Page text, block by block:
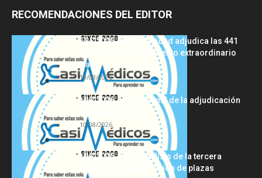
RECOMENDACIONES DEL EDITOR
FSE 2025-2026: Sanidad adjudica las 441
plazas del procedimiento extraordinario
tras...
10/08/2026
MIR 2026: análisis final de la adjudicación
de plazas y claves...
10/08/2026
MIR 2025-2026: análisis de la tercera
semana de adjudicación de plazas